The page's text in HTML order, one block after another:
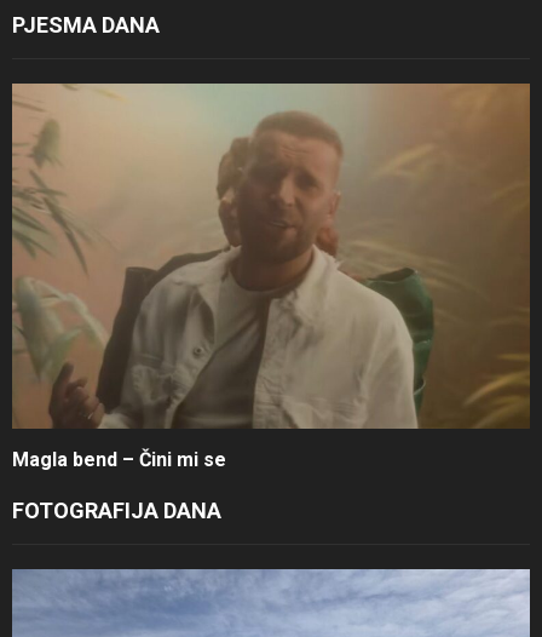
PJESMA DANA
Magla bend – Čini mi se
FOTOGRAFIJA DANA